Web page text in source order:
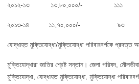
২০১২-১৩
২০১৩-১৪
যোদ্ধাহত মুক্তিযোদ্ধা/মুক্তিযোদ্ধা পরিবারবর্গকে প্রদত্ত
মুক্তিযোদ্ধারা জাতির শ্রেষ্ট সন্তান। জেলা পরিষদ,
মুক্তিযোদ্ধা, যোদ্ধাহত মুক্তিযোদ্ধা, মুক্তিযোদ্ধা